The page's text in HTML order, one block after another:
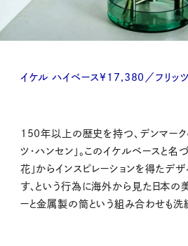
イケル ハイベース¥17,380／フリッ
150年以上の歴史を持つ、デンマーク
ツ・ハンセン」。このイケルベースと名
花」からインスピレーションを得たデ
す、という行為に海外から見た日本の
ーと金属製の筒という組み合わせも洗